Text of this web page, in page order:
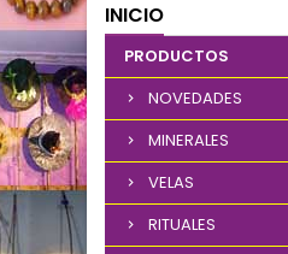
INICIO
PRODUCTOS
NOVEDADES
MINERALES
VELAS
RITUALES